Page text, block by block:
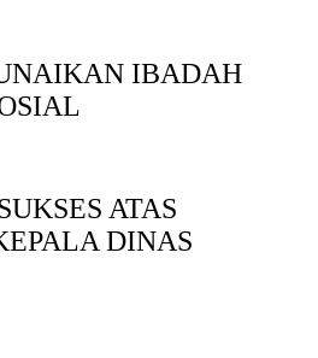
IBADAH
ATAS
DINAS